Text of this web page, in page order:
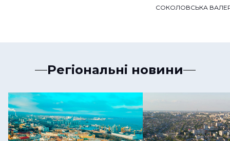
СОКОЛОВСЬКА
Регіональні новини